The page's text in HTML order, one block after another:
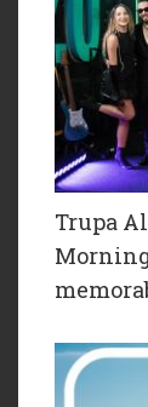
Trupa